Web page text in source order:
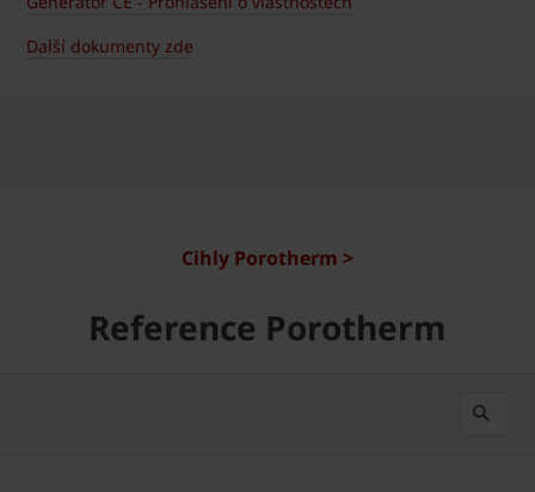
Další dokumenty zde
Cihly Porotherm >
Reference Porotherm